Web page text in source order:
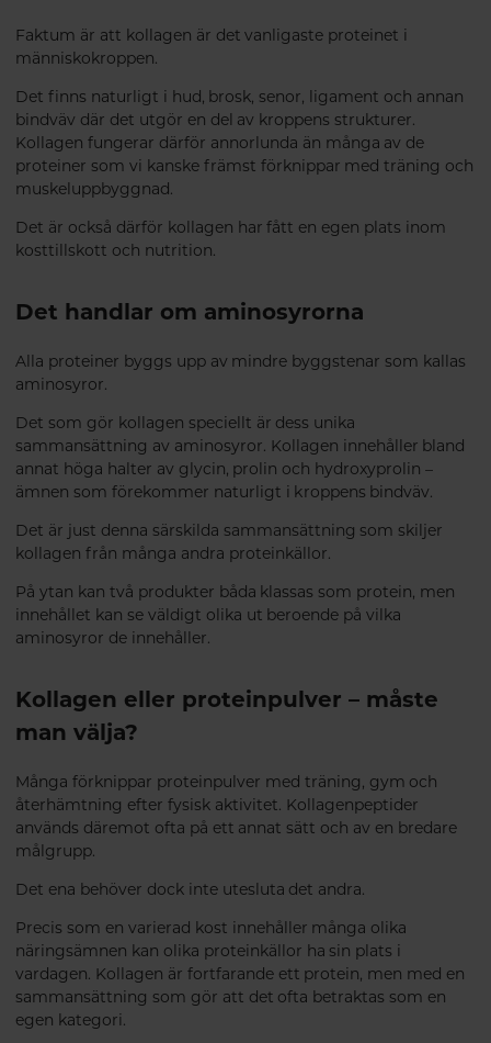
Faktum är att kollagen är det vanligaste proteinet i
människokroppen.
Det finns naturligt i hud, brosk, senor, ligament och annan
bindväv där det utgör en del av kroppens strukturer.
Kollagen fungerar därför annorlunda än många av de
proteiner som vi kanske främst förknippar med träning och
muskeluppbyggnad.
Det är också därför kollagen har fått en egen plats inom
kosttillskott och nutrition.
Det handlar om aminosyrorna
Alla proteiner byggs upp av mindre byggstenar som kallas
aminosyror.
Det som gör kollagen speciellt är dess unika
sammansättning av aminosyror. Kollagen innehåller bland
annat höga halter av glycin, prolin och hydroxyprolin –
ämnen som förekommer naturligt i kroppens bindväv.
Det är just denna särskilda sammansättning som skiljer
kollagen från många andra proteinkällor.
På ytan kan två produkter båda klassas som protein, men
innehållet kan se väldigt olika ut beroende på vilka
aminosyror de innehåller.
Kollagen eller proteinpulver – måste
man välja?
Många förknippar proteinpulver med träning, gym och
återhämtning efter fysisk aktivitet. Kollagenpeptider
används däremot ofta på ett annat sätt och av en bredare
målgrupp.
Det ena behöver dock inte utesluta det andra.
Precis som en varierad kost innehåller många olika
näringsämnen kan olika proteinkällor ha sin plats i
vardagen. Kollagen är fortfarande ett protein, men med en
sammansättning som gör att det ofta betraktas som en
egen kategori.